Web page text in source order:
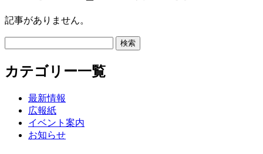
記事がありません。
カテゴリー一覧
最新情報
広報紙
イベント案内
お知らせ